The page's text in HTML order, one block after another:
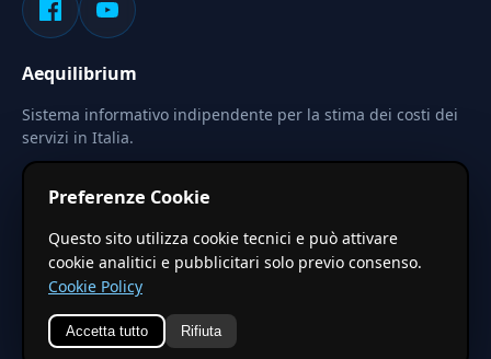
Aequilibrium
Sistema informativo indipendente per la stima dei costi dei
servizi in Italia.
Le stime pubblicate sono calcolate tramite coefficienti
territoriali regionali applicati a valori base nazionali. Non
costituiscono preventivo ufficiale.
© 2026 Aequilibrium — Un progetto di vxd.mobi
Preferenze Cookie
Questo sito utilizza cookie tecnici e può attivare
cookie analitici e pubblicitari solo previo consenso.
Cookie Policy
Accetta tutto Rifiuta